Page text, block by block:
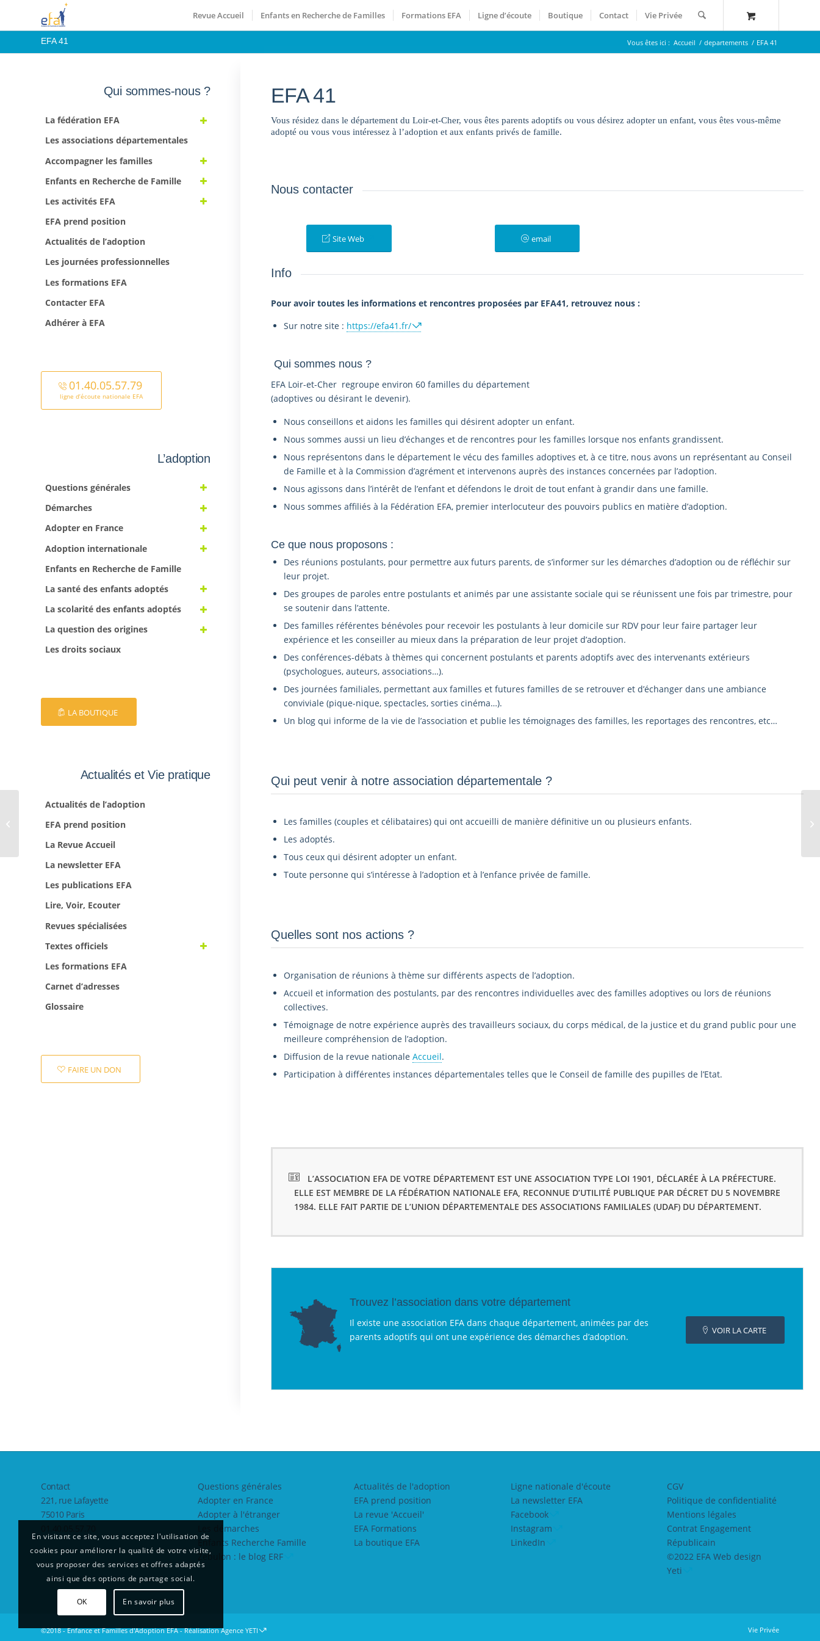
Revue Accueil Enfants en Recherche de Familles Formations EFA Ligne d’écoute Boutique Contact Vie Privée
EFA 41 Vous êtes ici : Accueil / departements / EFA 41
EFA 41
Vous résidez dans le département du Loir-et-Cher, vous êtes parents adoptifs ou vous désirez adopter un enfant, vous êtes vous-même
adopté ou vous vous intéressez à l’adoption et aux enfants privés de famille.
Nous contacter
Site Web email
Info
Pour avoir toutes les informations et rencontres proposées par EFA41, retrouvez nous :
Sur notre site : https://efa41.fr/
Qui sommes nous ?
EFA Loir-et-Cher regroupe environ 60 familles du département
(adoptives ou désirant le devenir).
Nous conseillons et aidons les familles qui désirent adopter un enfant.
Nous sommes aussi un lieu d’échanges et de rencontres pour les familles lorsque nos enfants grandissent.
Nous représentons dans le département le vécu des familles adoptives et, à ce titre, nous avons un représentant au Conseil
de Famille et à la Commission d’agrément et intervenons auprès des instances concernées par l’adoption.
Nous agissons dans l’intérêt de l’enfant et défendons le droit de tout enfant à grandir dans une famille.
Nous sommes affiliés à la Fédération EFA, premier interlocuteur des pouvoirs publics en matière d’adoption.
Ce que nous proposons :
Des réunions postulants, pour permettre aux futurs parents, de s’informer sur les démarches d’adoption ou de réfléchir sur
leur projet.
Des groupes de paroles entre postulants et animés par une assistante sociale qui se réunissent une fois par trimestre, pour
se soutenir dans l’attente.
Des familles référentes bénévoles pour recevoir les postulants à leur domicile sur RDV pour leur faire partager leur
expérience et les conseiller au mieux dans la préparation de leur projet d’adoption.
Des conférences-débats à thèmes qui concernent postulants et parents adoptifs avec des intervenants extérieurs
(psychologues, auteurs, associations…).
Des journées familiales, permettant aux familles et futures familles de se retrouver et d’échanger dans une ambiance
conviviale (pique-nique, spectacles, sorties cinéma…).
Un blog qui informe de la vie de l’association et publie les témoignages des familles, les reportages des rencontres, etc…
Qui peut venir à notre association départementale ?­
Les familles (couples et célibataires) qui ont accueilli de manière définitive un ou plusieurs enfants.
Les adoptés.
Tous ceux qui désirent adopter un enfant.
Toute personne qui s’intéresse à l’adoption et à l’enfance privée de famille.
Quelles sont nos actions ?
Organisation de réunions à thème sur différents aspects de l’adoption.
Accueil et information des postulants, par des rencontres individuelles avec des familles adoptives ou lors de réunions
collectives.
Témoignage de notre expérience auprès des travailleurs sociaux, du corps médical, de la justice et du grand public pour une
meilleure compréhension de l’adoption.
Diffusion de la revue nationale Accueil.
Participation à différentes instances départementales telles que le Conseil de famille des pupilles de l’Etat.
L’ASSOCIATION EFA DE VOTRE DÉPARTEMENT EST UNE ASSOCIATION TYPE LOI 1901, DÉCLARÉE À LA PRÉFECTURE.
ELLE EST MEMBRE DE LA FÉDÉRATION NATIONALE EFA, RECONNUE D’UTILITÉ PUBLIQUE PAR DÉCRET DU 5 NOVEMBRE
1984. ELLE FAIT PARTIE DE L’UNION DÉPARTEMENTALE DES ASSOCIATIONS FAMILIALES (UDAF) DU DÉPARTEMENT.
Trouvez l’association dans votre département
Il existe une association EFA dans chaque département, animées par des
parents adoptifs qui ont une expérience des démarches d’adoption.
VOIR LA CARTE
Qui sommes-nous ?
La fédération EFA
Les associations départementales
Accompagner les familles
Enfants en Recherche de Famille
Les activités EFA
EFA prend position
Actualités de l’adoption
Les journées professionnelles
Les formations EFA
Contacter EFA
Adhérer à EFA
01.40.05.57.79
ligne d’écoute nationale EFA
L’adoption
Questions générales
Démarches
Adopter en France
Adoption internationale
Enfants en Recherche de Famille
La santé des enfants adoptés
La scolarité des enfants adoptés
La question des origines
Les droits sociaux
LA BOUTIQUE
Actualités et Vie pratique
Actualités de l’adoption
EFA prend position
La Revue Accueil
La newsletter EFA
Les publications EFA
Lire, Voir, Ecouter
Revues spécialisées
Textes officiels
Les formations EFA
Carnet d’adresses
Glossaire
FAIRE UN DON
Contact
221, rue Lafayette
75010 Paris
Questions générales
Adopter en France
Adopter à l'étranger
Les démarches
Enfants Recherche Famille
Zebulon : le blog ERF
Actualités de l'adoption
EFA prend position
La revue 'Accueil'
EFA Formations
La boutique EFA
Ligne nationale d'écoute
La newsletter EFA
Facebook
Instagram
LinkedIn
CGV
Politique de confidentialité
Mentions légales
Contrat Engagement
Républicain
©2022 EFA Web design
Yeti
©2018 - Enfance et Familles d'Adoption EFA - RéalisationAgence YETI Vie Privée
En visitant ce site, vous acceptez l'utilisation de
cookies pour améliorer la qualité de votre visite,
vous proposer des services et offres adaptés
ainsi que des options de partage social.
OK En savoir plus